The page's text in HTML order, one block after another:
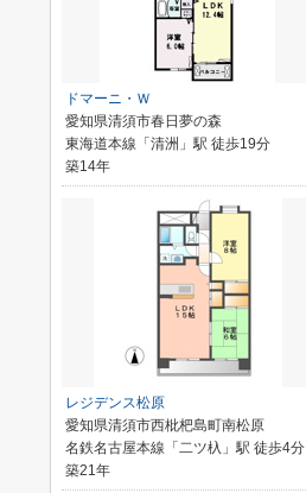
ドマーニ・Ｗ
愛知県清須市春日夢の森
東海道本線「清洲」駅 徒歩19分
築14年
レジデンス松原
愛知県清須市西枇杷島町南松原
名鉄名古屋本線「二ツ杁」駅 徒歩4分
築21年